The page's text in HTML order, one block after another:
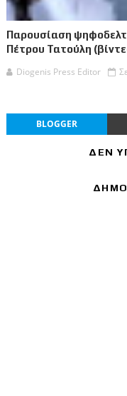
Παρουσίαση
Πέτρου Τατούλη
Diogenis Press Editor
BLOGGER
ΔΕΝ